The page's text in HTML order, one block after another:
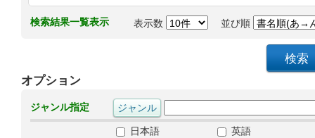
検索結果一覧表示 表示数 並び順
オプション
ジャンル指定
日本語
英語